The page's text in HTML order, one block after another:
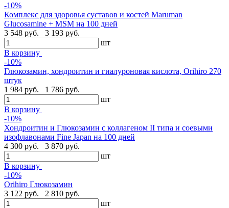
-10%
Комплекс для здоровья суставов и костей Maruman
Glucosamine + MSM на 100 дней
3 548 руб.
3 193 руб.
шт
В корзину
-10%
Глюкозамин, хондроитин и гиалуроновая кислота, Orihiro 270
штук
1 984 руб.
1 786 руб.
шт
В корзину
-10%
Хондроитин и Глюкозамин с коллагеном II типа и соевыми
изофлавонами Fine Japan на 100 дней
4 300 руб.
3 870 руб.
шт
В корзину
-10%
Orihiro Глюкозамин
3 122 руб.
2 810 руб.
шт